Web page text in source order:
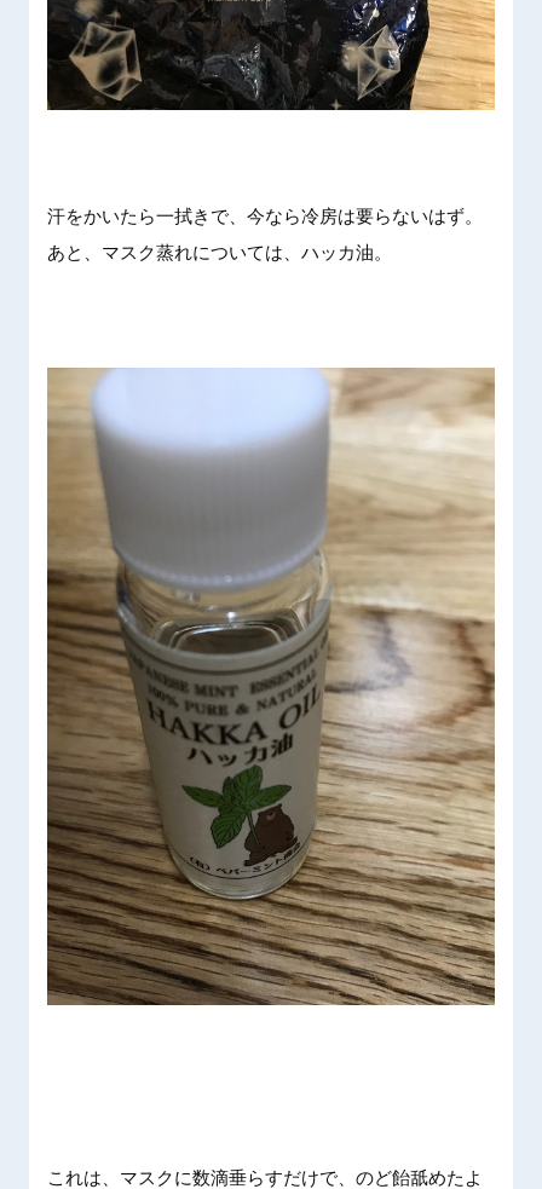
汗をかいたら一拭きで、今なら冷房は要らないはず。
あと、マスク蒸れについては、ハッ カ油。
これは、 マスクに数滴垂らすだけで、のど飴舐めたよ